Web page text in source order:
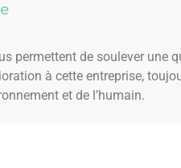
permettent de soulever une
à cette entreprise,
et de l’humain.